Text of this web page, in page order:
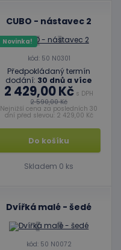
CUBO - nástavec 2
Novinka!
kód: 50 N0301
Předpokládaný termín
dodání: 30 dnů a více
2 429,00 Kč s DPH
2 590,00 Kč
Nejnižší cena za posledních 30
dní před slevou: 2 429,00 Kč
Do košíku
Skladem 0 ks
Dvířká malé - šedé
kód: 50 N0072